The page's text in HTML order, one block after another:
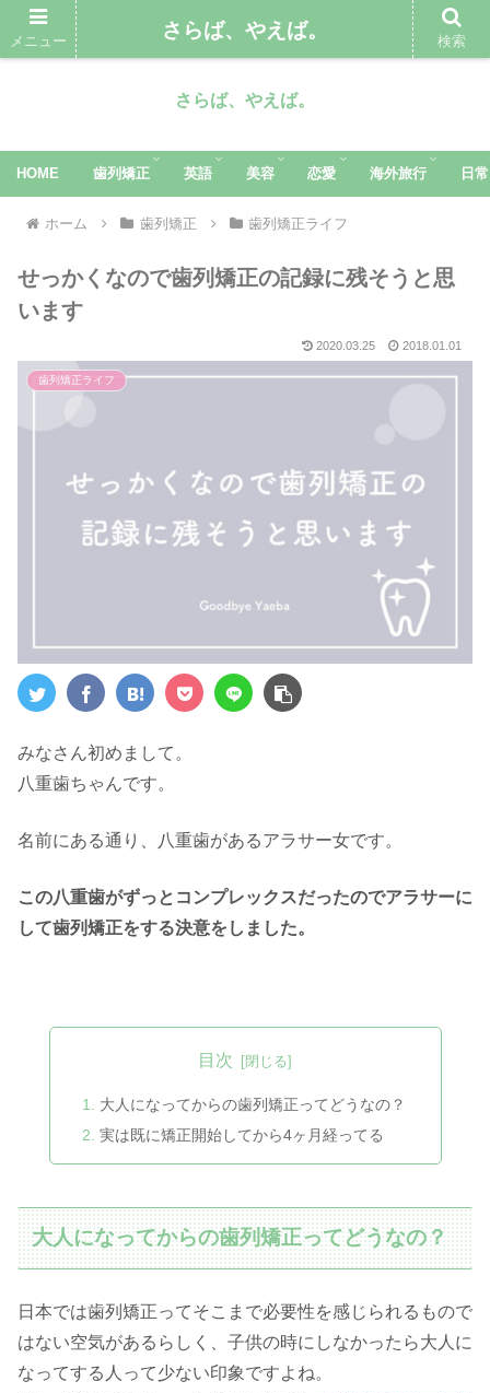
さらば、やえば。
HOME 歯列矯正 英語 美容 恋愛 海外旅行 日常
ホーム 歯列矯正 歯列矯正ライフ
せっかくなので歯列矯正の記録に残そうと思
います
2020.03.25 2018.01.01
歯列矯正ライフ
みなさん初めまして。
八重歯ちゃんです。
名前にある通り、八重歯があるアラサー女です。
この八重歯がずっとコンプレックスだったのでアラサーに
して歯列矯正をする決意をしました。
目次
大人になってからの歯列矯正ってどうなの？
実は既に矯正開始してから4ヶ月経ってる
大人になってからの歯列矯正ってどうなの？
日本では歯列矯正ってそこまで必要性を感じられるもので
はない空気があるらしく、子供の時にしなかったら大人に
なってする人って少ない印象ですよね。
メニュー さらば、やえば。 検索